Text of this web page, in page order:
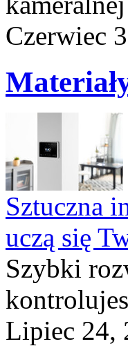
Czerwiec
Sztuczna
uczą się
Szybki
Lipiec 24,